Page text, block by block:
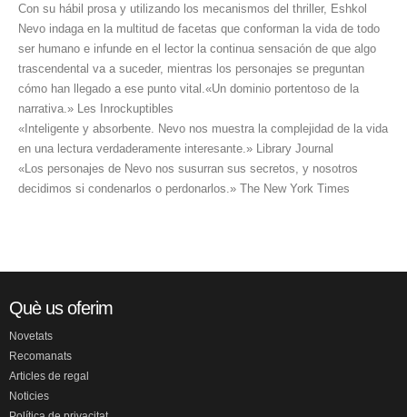
Con su hábil prosa y utilizando los mecanismos del thriller, Eshkol
Nevo indaga en la multitud de facetas que conforman la vida de todo
ser humano e infunde en el lector la continua sensación de que algo
trascendental va a suceder, mientras los personajes se preguntan
cómo han llegado a ese punto vital.«Un dominio portentoso de la
narrativa.» Les Inrockuptibles
«Inteligente y absorbente. Nevo nos muestra la complejidad de la vida
en una lectura verdaderamente interesante.» Library Journal
«Los personajes de Nevo nos susurran sus secretos, y nosotros
decidimos si condenarlos o perdonarlos.» The New York Times
Què us oferim
Novetats
Recomanats
Articles de regal
Noticies